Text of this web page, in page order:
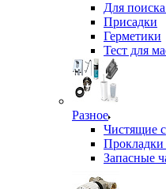
Для
Присадки
Герметики
Тест для
Разное
Чистящие
Прокладки
Запасные